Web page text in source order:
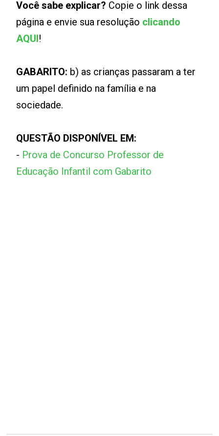
Você sabe explicar? Copie o link dessa
página e envie sua resolução clicando
AQUI!
GABARITO: b) as crianças passaram a ter
um papel definido na família e na
sociedade.
QUESTÃO DISPONÍVEL EM:
- Prova de Concurso Professor de
Educação Infantil com Gabarito